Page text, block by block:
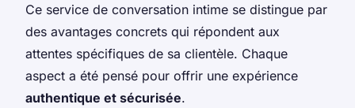
Ce service de conversation intime se distingue par
des avantages concrets qui répondent aux
attentes spécifiques de sa clientèle. Chaque
aspect a été pensé pour offrir une expérience
authentique et sécurisée.